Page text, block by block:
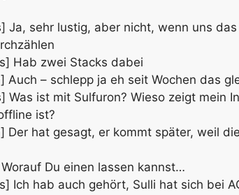
Ja, sehr lustig, aber nicht, wenn uns
Hab zwei Stacks dabei
Auch – schlepp ja eh seit Wochen das
Was ist mit Sulfuron? Wieso zeigt mein
ist?
Der hat gesagt, er kommt später, weil
Du einen lassen kannst…
Ich hab auch gehört, Sulli hat sich bei